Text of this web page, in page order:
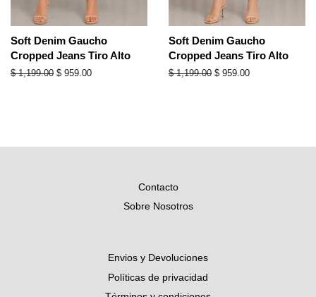
Soft Denim Gaucho
Cropped Jeans Tiro Alto
Precio
$ 1,199.00 Precio
$ 959.00
Soft Denim Gaucho
Cropped Jeans Tiro Alto
Precio
$ 1,199.00 Precio
$ 959.00
Contacto
Sobre Nosotros
Envios y Devoluciones
Políticas de privacidad